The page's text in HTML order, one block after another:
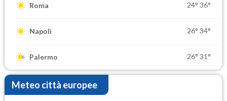
Roma 24° 36°
Napoli 26° 34°
Palermo 26° 31°
Meteo città europee